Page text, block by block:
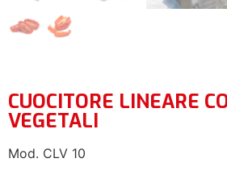
CUOCITORE LINEARE
VEGETALI
Mod. CLV 10